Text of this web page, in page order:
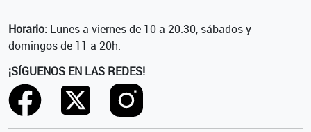
Horario: Lunes a viernes de 10 a 20:30, sábados y
domingos de 11 a 20h.
¡SÍGUENOS EN LAS REDES!